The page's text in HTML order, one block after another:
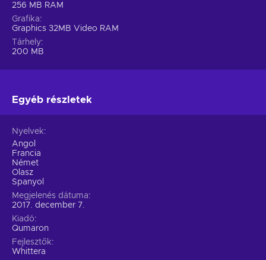
256 MB RAM
Grafika
Graphics 32MB Video RAM
Tárhely
200 MB
Egyéb részletek
Nyelvek
Angol
Francia
Német
Olasz
Spanyol
Megjelenés dátuma
2017. december 7.
Kiadó
Qumaron
Fejlesztők
Whittera